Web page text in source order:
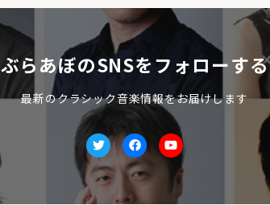
ぶらあぼのSNSをフォローする
最新のクラシック音楽情報をお届けします
TwitterfacebookYoutube